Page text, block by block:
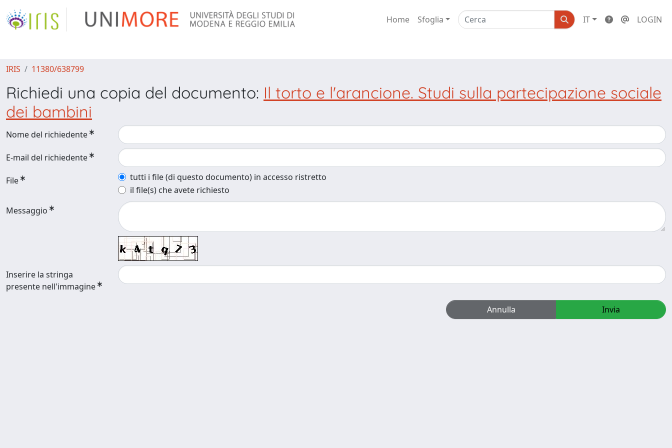
Home Sfoglia IT LOGIN
IRIS 11380/638799
Richiedi una copia del documento: Il torto e l'arancione. Studi sulla partecipazione sociale
dei bambini
Nome del richiedente
E-mail del richiedente
File
tutti i file (di questo documento) in accesso ristretto
il file(s) che avete richiesto
Messaggio
Inserire la stringa
presente nell'immagine
Annulla Invia